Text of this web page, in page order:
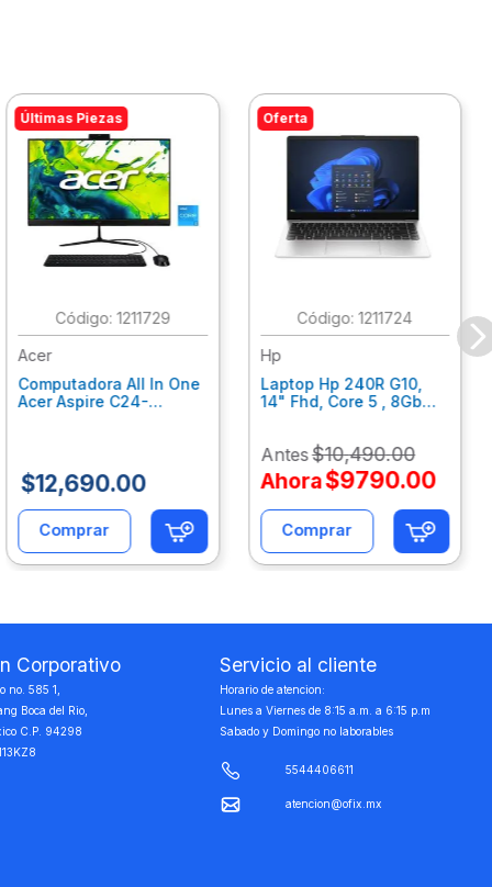
Últimas Piezas
: 1211729
Acer
Computadora All In One
Acer Aspire C24-
Dq.Bmjal.002
$12,690.00
Comprar
Oferta
:1211724
Hp
Laptop Hp 240R G10,
14" Fhd, Core 5 , 8Gb
Antes$10,490.00
Ahora$9790.00
Comprar
Corporativo
no. 585 1,
Boca del Rio,
C.P. 94298
Servicio al cliente
Horario de atencion:
Lunes a Viernes de 8:15 a.m. a 6:15 p.m
Sabado y Domingo no laborables
5544406611
atencion@ofix.mx